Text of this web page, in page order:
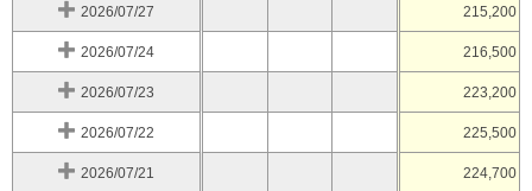
2026/07/27 215,200
2026/07/24 216,500
2026/07/23 223,200
2026/07/22 225,500
2026/07/21 224,700